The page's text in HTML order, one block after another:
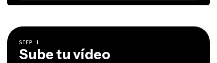
STEP 1
Sube tu vídeo